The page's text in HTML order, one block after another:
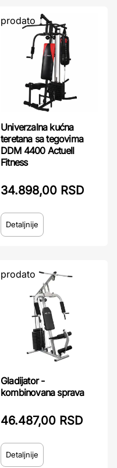
prodato
Univerzalna kućna
teretana sa tegovima
DDM 4400 Actuell
Fitness
34.898,00 RSD
Detaljnije
prodato
Gladijator -
kombinovana sprava
46.487,00 RSD
Detaljnije